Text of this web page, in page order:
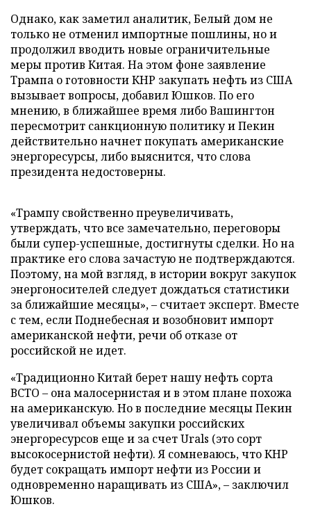
Однако, как заметил аналитик, Белый дом не
только не отменил импортные пошлины, но и
продолжил вводить новые ограничительные
меры против Китая. На этом фоне заявление
Трампа о готовности КНР закупать нефть из США
вызывает вопросы, добавил Юшков. По его
мнению, в ближайшее время либо Вашингтон
пересмотрит санкционную политику и Пекин
действительно начнет покупать американские
энергоресурсы, либо выяснится, что слова
президента недостоверны.
«Трампу свойственно преувеличивать,
утверждать, что все замечательно, переговоры
были супер-успешные, достигнуты сделки. Но на
практике его слова зачастую не подтверждаются.
Поэтому, на мой взгляд, в истории вокруг закупок
энергоносителей следует дождаться статистики
за ближайшие месяцы», – считает эксперт. Вместе
с тем, если Поднебесная и возобновит импорт
американской нефти, речи об отказе от
российской не идет.
«Традиционно Китай берет нашу нефть сорта
ВСТО – она малосернистая и в этом плане похожа
на американскую. Но в последние месяцы Пекин
увеличивал объемы закупки российских
энергоресурсов еще и за счет Urals (это сорт
высокосернистой нефти). Я сомневаюсь, что КНР
будет сокращать импорт нефти из России и
одновременно наращивать из США», – заключил
Юшков.